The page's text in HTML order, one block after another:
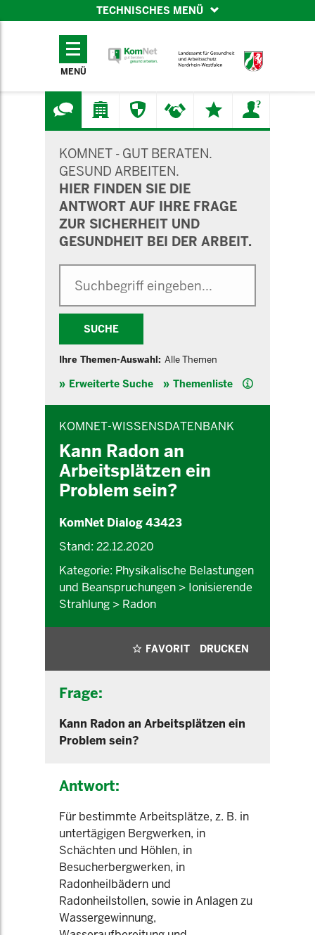
TECHNISCHES MENÜ
TECHNISCHES
MENÜ
KOMNET - GUT BERATEN.
GESUND ARBEITEN.
HIER FINDEN SIE DIE
ANTWORT AUF IHRE FRAGE
ZUR SICHERHEIT UND
GESUNDHEIT BEI DER ARBEIT.
SUCHE
Ihre Themen-Auswahl: Alle Themen
Erweiterte Suche Themenliste Hilfe
KOMNET-WISSENSDATENBANK
Kann Radon an
Arbeitsplätzen ein
Problem sein?
KomNet Dialog 43423
Stand: 22.12.2020
Kategorie: Physikalische Belastungen
und Beanspruchungen > Ionisierende
Strahlung > Radon
FAVORIT DRUCKEN
Frage:
Kann Radon an Arbeitsplätzen ein
Problem sein?
Antwort:
Für bestimmte Arbeitsplätze, z. B. in
untertägigen Bergwerken, in
Schächten und Höhlen, in
Besucherbergwerken, in
Radonheilbädern und
Radonheilstollen, sowie in Anlagen zu
Wassergewinnung,